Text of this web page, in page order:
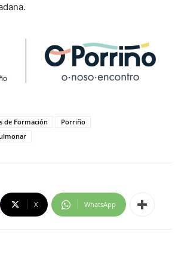
de Formación
Porriño
X WhatsApp